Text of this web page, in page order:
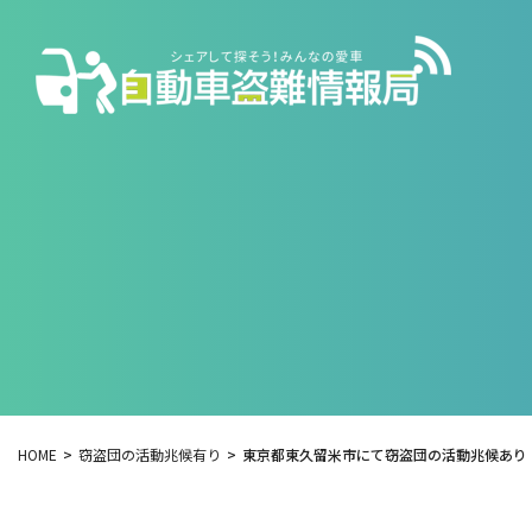
HOME 窃盗団の活動兆候有り 東京都東久留米市にて窃盗団の活動兆候あり